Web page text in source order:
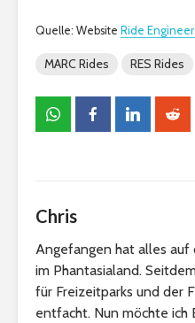
Quelle: Website Ride
MARC Rides RES Rides
Chris
Angefangen hat alles
im Phantasialand.
für Freizeitparks und der
entfacht. Nun möchte ich